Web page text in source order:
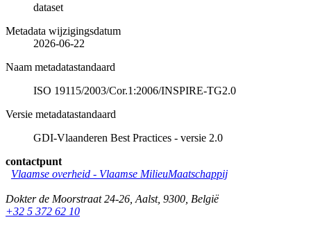
dataset
Metadata wijzigingsdatum
2026-06-22
Naam metadatastandaard
ISO 19115/2003/Cor.1:2006/INSPIRE-TG2.0
Versie metadatastandaard
GDI-Vlaanderen Best Practices - versie 2.0
contactpunt
Vlaamse overheid - Vlaamse MilieuMaatschappij
Dokter de Moorstraat 24-26 Aalst, 9300 België
+32 5 372 62 10